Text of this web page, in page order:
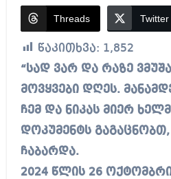
Threads Twitter
წაკითხვა: 1,852
“სად ვარ და რაზე ვმუშაობ, ეთერში
მოვყვები დღეს.
ჩემ და ნიკას მიერ
დოკუმენტს
ჩაბარდა.
2024 წლის 26